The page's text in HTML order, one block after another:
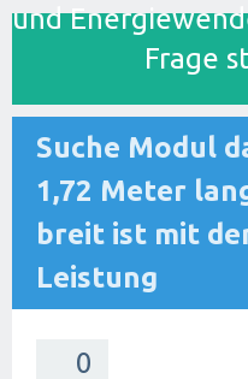
Frage
Suche Modul
1,72 Meter
breit ist mit
Leistung
0